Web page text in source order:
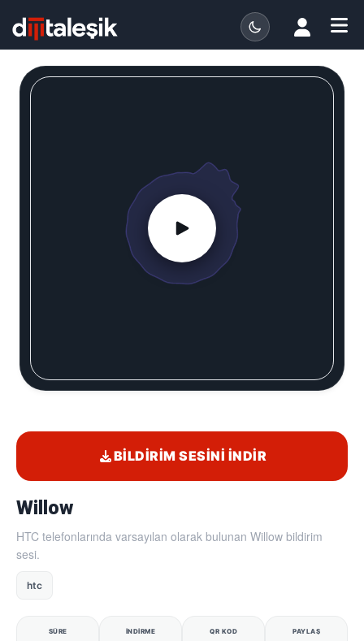
Willow
HTC telefonlarında varsayılan olarak bulunan Willow bildirim
sesi.
htc
SÜRE İNDIRME QR KOD PAYLAŞ
BILDIRIM SESINI İNDIR